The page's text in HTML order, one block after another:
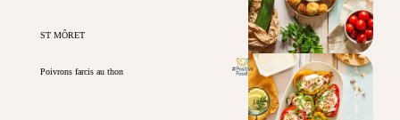
ST MÔRET
Poivrons farcis au thon